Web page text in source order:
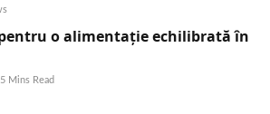
o alimentație echilibrată în
5 Mins Read